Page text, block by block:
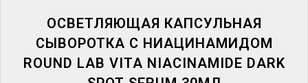
БРЕНДЫОСВЕТЛЯЮЩАЯ КАПСУЛЬНАЯ
СЫВОРОТКА С НИАЦИНАМИДОМ
ROUND LAB VITA NIACINAMIDE DARK